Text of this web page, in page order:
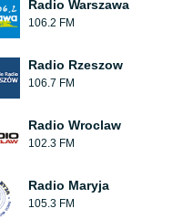
Radio Warszawa
106.2 FM
Radio Rzeszow
106.7 FM
Radio Wroclaw
102.3 FM
Radio Maryja
105.3 FM